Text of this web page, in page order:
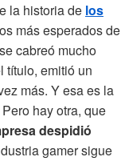
la historia de los
más esperados de
cabreó mucho
título, emitió un
más. Y esa es la
hay otra, que
despidió
gamer sigue